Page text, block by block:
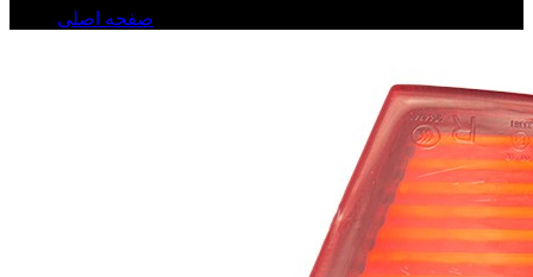
صفحه اصلی